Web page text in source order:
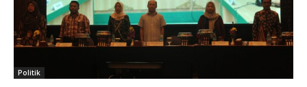
Politik